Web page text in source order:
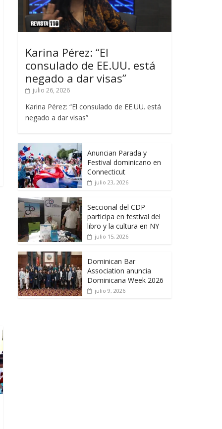
Karina Pérez: “El
consulado de EE.UU. está
negado a dar visas”
julio 26, 2026
Karina Pérez: “El consulado de EE.UU. está
negado a dar visas”
Anuncian Parada y
Festival dominicano en
Connecticut
julio 23, 2026
Seccional del CDP
participa en festival del
libro y la cultura en NY
julio 15, 2026
Dominican Bar
Association anuncia
Dominicana Week 2026
julio 9, 2026